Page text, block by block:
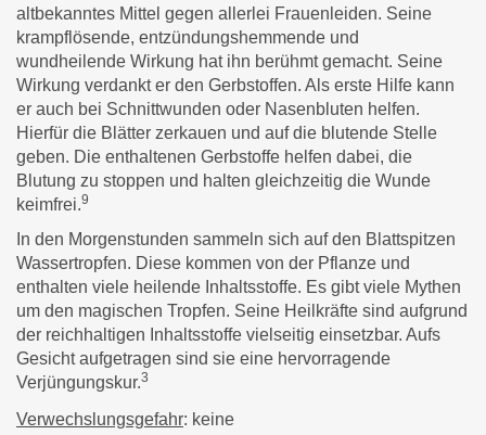
altbekanntes Mittel gegen allerlei Frauenleiden. Seine
krampflösende, entzündungshemmende und
wundheilende Wirkung hat ihn berühmt gemacht. Seine
Wirkung verdankt er den Gerbstoffen. Als erste Hilfe kann
er auch bei Schnittwunden oder Nasenbluten helfen.
Hierfür die Blätter zerkauen und auf die blutende Stelle
geben. Die enthaltenen Gerbstoffe helfen dabei, die
Blutung zu stoppen und halten gleichzeitig die Wunde
keimfrei.9
In den Morgenstunden sammeln sich auf den Blattspitzen
Wassertropfen. Diese kommen von der Pflanze und
enthalten viele heilende Inhaltsstoffe. Es gibt viele Mythen
um den magischen Tropfen. Seine Heilkräfte sind aufgrund
der reichhaltigen Inhaltsstoffe vielseitig einsetzbar. Aufs
Gesicht aufgetragen sind sie eine hervorragende
Verjüngungskur.3
Verwechslungsgefahr: keine